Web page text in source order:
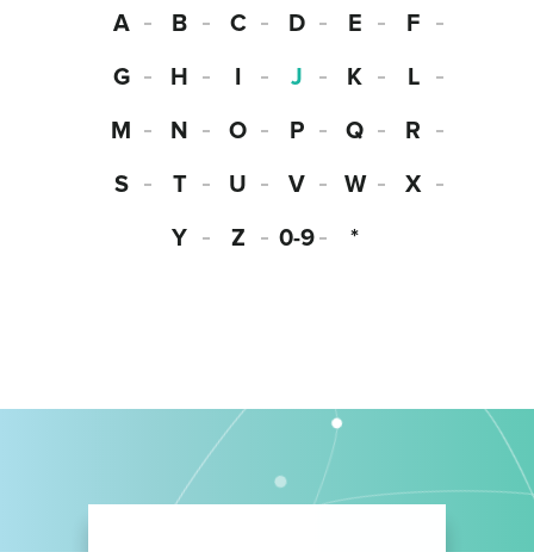
A B C D E
F
G
H I J K
L
M
N O P Q
R
S
T U V W
X
Y
Z 0-9 *